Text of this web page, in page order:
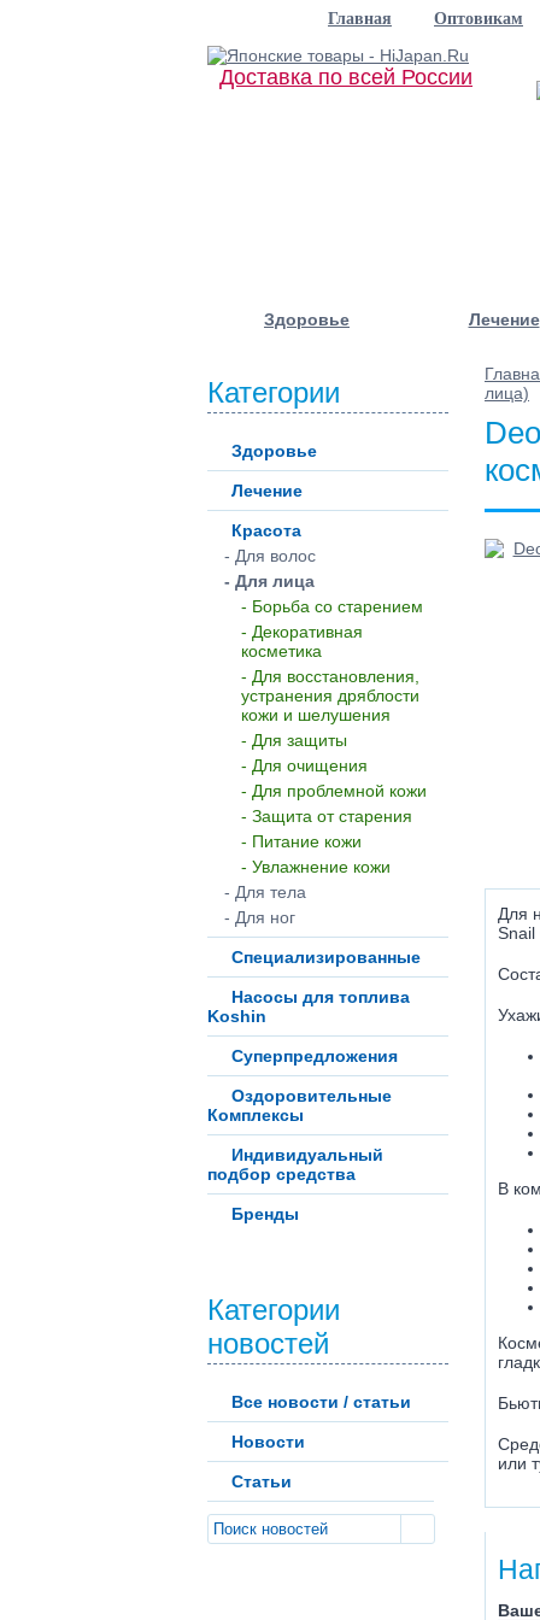
Главная Оптовикам
Доставка по всей России
Здоровье Лечение
Категории
Здоровье
Лечение
Красота
- Для волос
- Для лица
- Борьба со старением
- Декоративная
косметика
- Для восстановления,
устранения дряблости
кожи и шелушения
- Для защиты
- Для очищения
- Для проблемной кожи
- Защита от старения
- Питание кожи
- Увлажнение кожи
- Для тела
- Для ног
Специализированные
Насосы для топлива
Koshin
Суперпредложения
Оздоровительные
Комплексы
Индивидуальный
подбор средства
Бренды
Категории
новостей
Все новости / статьи
Новости
Статьи
лица)
Для
Snail
В
или